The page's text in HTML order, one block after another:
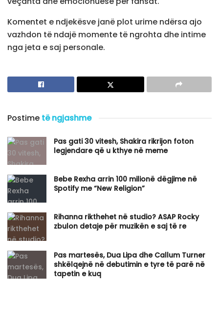
Komentet e ndjekësve janë plot urime ndërsa ajo
vazhdon të ndajë momente të ngrohta dhe intime
nga jeta e saj personale.
Postime të ngjashme
Pas gati 30 vitesh, Shakira rikrijon foton
legjendare që u kthye në meme
Bebe Rexha arrin 100 milionë dëgjime në
Spotify me “New Religion”
Rihanna rikthehet në studio? ASAP Rocky
zbulon detaje për muzikën e saj të re
Pas martesës, Dua Lipa dhe Callum Turner
shkëlqejnë në debutimin e tyre të parë në
tapetin e kuq